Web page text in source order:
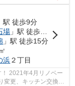
駅 徒歩9分
場 」駅 徒歩9分
」駅 徒歩15分
浜２丁目
2021年4月リノベー
変更、キッチン交換・